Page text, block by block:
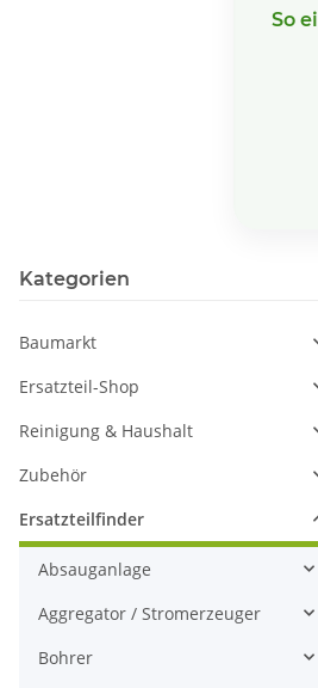
So
Kategorien
Baumarkt
Ersatzteil-Shop
Reinigung & Haushalt
Zubehör
Ersatzteilfinder
Absauganlage
Aggregator / Stromerzeuger
Bohrer